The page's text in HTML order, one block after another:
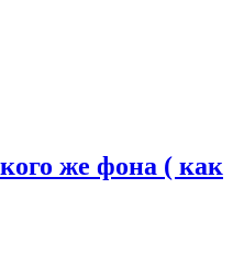
же фона ( как